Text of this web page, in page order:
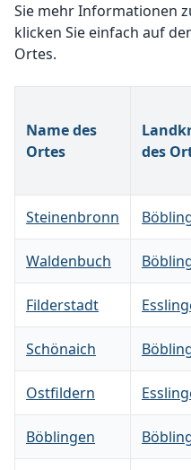
Sie mehr Informationen
klicken Sie einfach auf
Ortes.
Name des
Ortes
des
Steinenbronn
Waldenbuch
Filderstadt
Schönaich
Ostfildern
Böblingen